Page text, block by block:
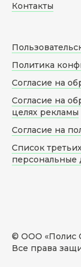
© ООО «Полис
Все права
Контакты
Политика
Согласие на
Согласие на
целях рекламы
Согласие на
Список
персональные